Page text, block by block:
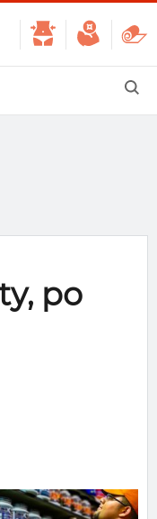
po